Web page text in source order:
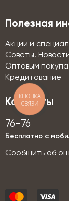
Полезная
Акции и
Советы.
Оптовым
Кредитование
Контакты
76-76
Бесплатно с
Сообщить об
КНОПКА
СВЯЗИ